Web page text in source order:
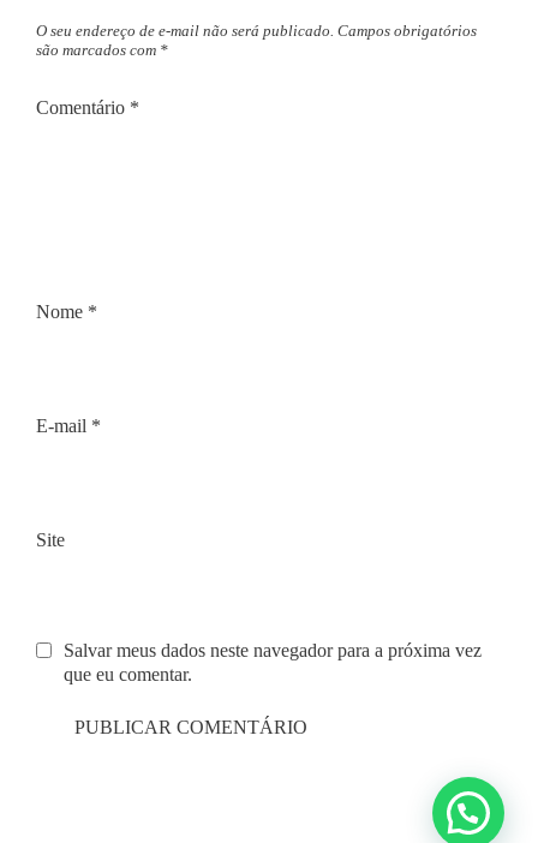
O seu endereço de e-mail não será publicado. Campos obrigatórios
são marcados com *
Comentário *
Nome *
E-mail *
Site
Salvar meus dados neste navegador para a próxima vez
que eu comentar.